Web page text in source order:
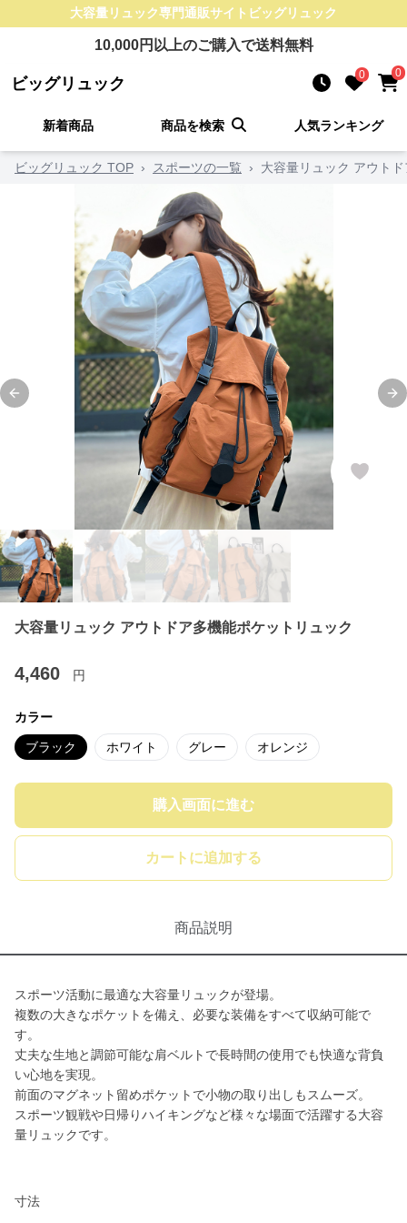
大容量リュック専門通販サイト ビッグリュック
10,000円以上のご購入で送料無料
ビッグリュック 0 0
新着商品 商品を検索 人気ランキング
ビッグリュック TOP › スポーツの一覧 › 大容量リュック アウト
Previous slide
大容量リュック アウトドア多機能ポケットリュック
4,460 円
カラー
ブラック ホワイト グレー オレンジ
購入画面に進む
カートに追加する
商品説明
スポーツ活動に最適な大容量リュックが登場。
複数の大きなポケットを備え、必要な装備をすべて収納可能で
す。
丈夫な生地と調節可能な肩ベルトで長時間の使用でも快適な背負
い心地を実現。
前面のマグネット留めポケットで小物の取り出しもスムーズ。
スポーツ観戦や日帰りハイキングなど様々な場面で活躍する大容
量リュックです。
寸法